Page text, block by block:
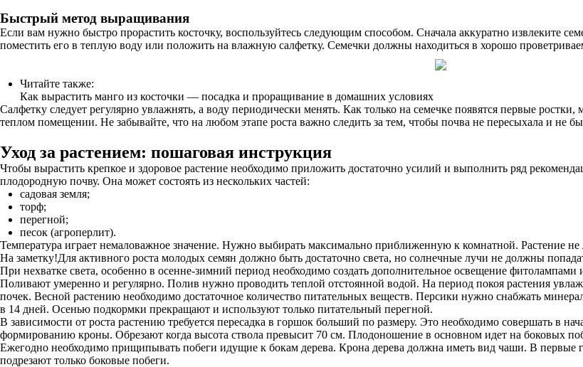
Быстрый метод выращивания
Если вам нужно быстро прорастить косточку, воспользуйтесь следующим способом. Сначала аккуратно извлеките
поместить его в теплую воду или положить на влажную салфетку. Семечки должны находиться в хорошо
Читайте также:
Как вырастить манго из косточки — посадка и проращивание в домашних условиях
Салфетку следует регулярно увлажнять, а воду периодически менять. Как только на семечке появятся первые
теплом помещении. Не забывайте, что на любом этапе роста важно следить за тем, чтобы почва не пересыхала и не
Уход за растением: пошаговая инструкция
Чтобы вырастить крепкое и здоровое растение необходимо приложить достаточно усилий и выполнить ряд
плодородную почву. Она может состоять из нескольких частей:
садовая земля;
торф;
перегной;
песок (агроперлит).
Температура играет немаловажное значение. Нужно выбирать максимально приближенную к комнатной. Растение не
На заметку!Для активного роста молодых семян должно быть достаточно света, но солнечные лучи не должны
При нехватке света, особенно в осенне-зимний период необходимо создать дополнительное освещение
Поливают умеренно и регулярно. Полив нужно проводить теплой отстоянной водой. На период покоя растения
почек. Весной растению необходимо достаточное количество питательных веществ. Персики нужно снабжать
в 14 дней. Осенью подкормки прекращают и используют только питательный перегной.
В зависимости от роста растению требуется пересадка в горшок больший по размеру. Это необходимо совершать в
формированию кроны. Обрезают когда высота ствола превысит 70 см. Плодоношение в основном идет на боковых
Ежегодно необходимо прищипывать побеги идущие к бокам дерева. Крона дерева должна иметь вид чаши. В первые
подрезают только боковые побеги.